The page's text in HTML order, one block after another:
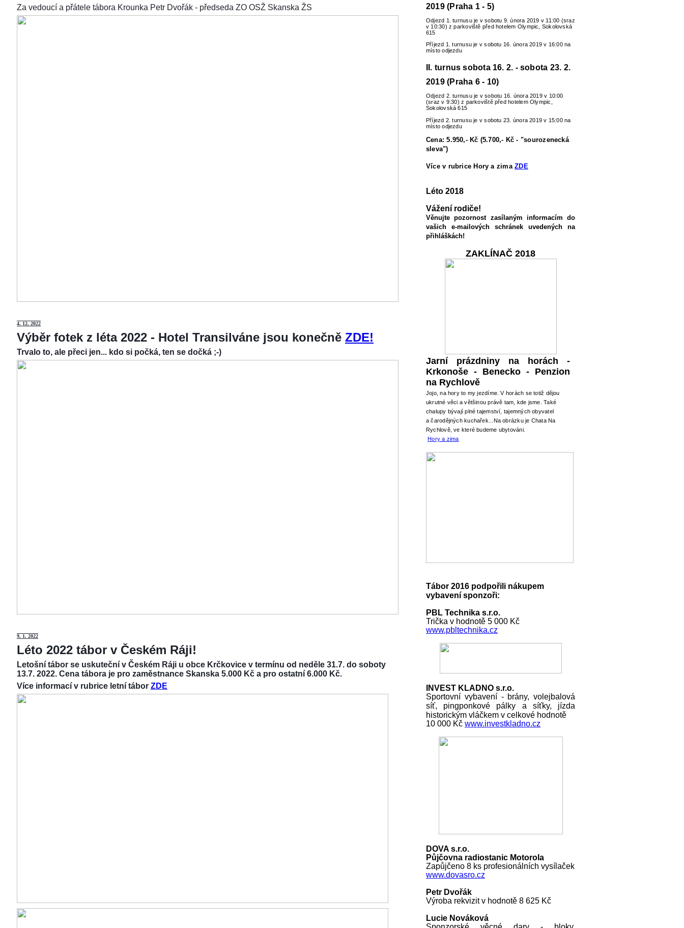
Za vedoucí a přátele tábora Krounka Petr Dvořák - předseda ZO OSŽ Skanska ŽS
4. 12. 2022
Výběr fotek z léta 2022 - Hotel Transilváne jsou konečně ZDE!
Trvalo to, ale přeci jen... kdo si počká, ten se dočká ;-)
9. 1. 2022
Léto 2022 tábor v Českém Ráji!
Letošní tábor se uskuteční v Českém Ráji u obce Krčkovice v termínu od neděle 31.7. do soboty
13.7. 2022. Cena tábora je pro zaměstnance Skanska 5.000 Kč a pro ostatní 6.000 Kč.
Více informací v rubrice letní tábor ZDE
2019 (Praha 1 - 5)
Odjezd 1. turnusu je v sobotu 9. února 2019 v 11:00 (sraz
v 10:30) z parkoviště před hotelem Olympic, Sokolovská
615
Příjezd 1. turnusu je v sobotu 16. února 2019 v 16:00 na
místo odjezdu
II. turnus sobota 16. 2. - sobota 23. 2.
2019 (Praha 6 - 10)
Odjezd 2. turnusu je v sobotu 16. února 2019 v 10:00
(sraz v 9:30) z parkoviště před hotelem Olympic,
Sokolovská 615
Příjezd 2. turnusu je v sobotu 23. února 2019 v 15:00 na
místo odjezdu
Cena: 5.950,- Kč (5.700,- Kč - "sourozenecká
sleva")
Více v rubrice Hory a zimaZDE
Léto 2018
Vážení rodiče!
Věnujte pozornost zasílaným informacím do
vašich e-mailových schránek uvedených na
přihláškách!
ZAKLÍNAČ 2018
Jarní prázdniny na horách -
Krkonoše - Benecko - Penzion
na Rychlově
Jojo, na hory to my jezdíme. V horách se totiž dějou
ukrutné věci a většinou právě tam, kde jsme. Také
chalupy bývají plné tajemství, tajemných obyvatel
a čarodějných kuchařek...Na obrázku je Chata Na
Rychlově, ve které budeme ubytováni.
Hory a zima
Tábor 2016 podpořili nákupem
vybavení sponzoři:
PBL Technika s.r.o.
Trička v hodnotě 5 000 Kč
www.pbltechnika.cz
INVEST KLADNO s.r.o.
Sportovní vybavení - brány, volejbalová
síť, pingponkové pálky a síťky, jízda
historickým vláčkem v celkové hodnotě
10 000 Kč www.investkladno.cz
DOVA s.r.o.
Půjčovna radiostanic Motorola
Zapůjčeno 8 ks profesionálních vysílaček
www.dovasro.cz
Petr Dvořák
Výroba rekvizit v hodnotě 8 625 Kč
Lucie Nováková